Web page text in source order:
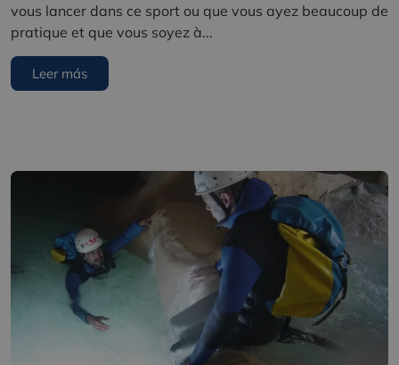
vous lancer dans ce sport ou que vous ayez beaucoup de
pratique et que vous soyez à...
Leer más